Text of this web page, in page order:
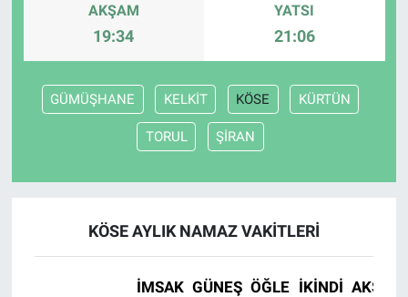
AKŞAM
19:34
YATSI
21:06
GÜMÜŞHANE KELKİT KÖSE KÜRTÜN
TORUL ŞİRAN
KÖSE AYLIK NAMAZ VAKITLERI
İMSAK GÜNEŞ ÖĞLE İKINDI AKŞAM